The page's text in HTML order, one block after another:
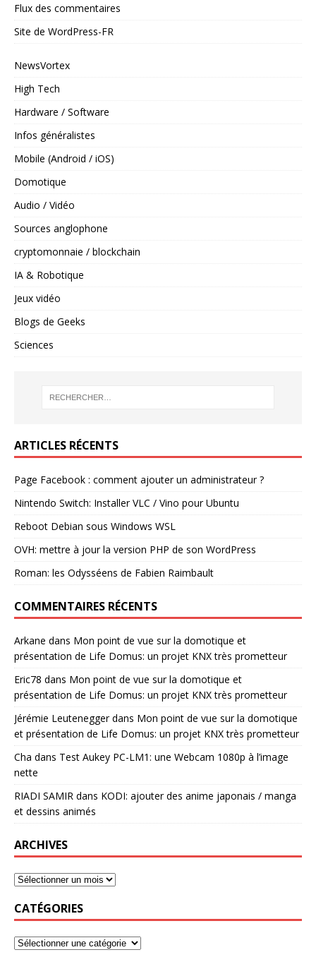
Flux des commentaires
Site de WordPress-FR
NewsVortex
High Tech
Hardware / Software
Infos généralistes
Mobile (Android / iOS)
Domotique
Audio / Vidéo
Sources anglophone
cryptomonnaie / blockchain
IA & Robotique
Jeux vidéo
Blogs de Geeks
Sciences
ARTICLES RÉCENTS
Page Facebook : comment ajouter un administrateur ?
Nintendo Switch: Installer VLC / Vino pour Ubuntu
Reboot Debian sous Windows WSL
OVH: mettre à jour la version PHP de son WordPress
Roman: les Odysséens de Fabien Raimbault
COMMENTAIRES RÉCENTS
Arkane dans Mon point de vue sur la domotique et
présentation de Life Domus: un projet KNX très prometteur
Eric78 dans Mon point de vue sur la domotique et
présentation de Life Domus: un projet KNX très prometteur
Jérémie Leuteneggerdans Mon point de vue sur la domotique
et présentation de Life Domus: un projet KNX très prometteur
Cha dans Test Aukey PC-LM1: une Webcam 1080p à l’image
nette
RIADI SAMIR dans KODI: ajouter des anime japonais / manga
et dessins animés
ARCHIVES
CATÉGORIES